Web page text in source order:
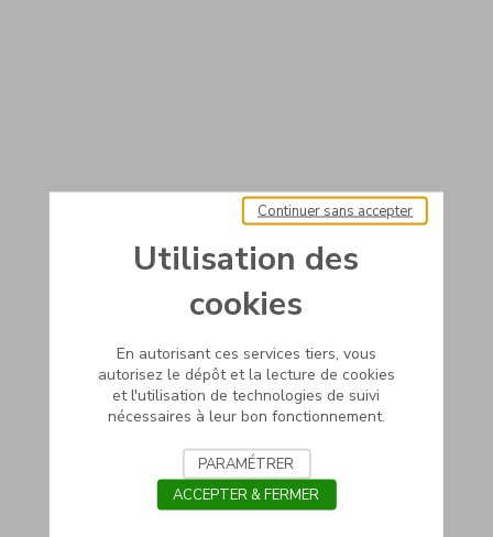
Utilisation des
cookies
En autorisant ces services tiers, vous
autorisez le dépôt et la lecture de cookies
et l'utilisation de technologies de suivi
nécessaires à leur bon fonctionnement.
Continuer sans accepter
PARAMÉTRER
ACCEPTER & FERMER